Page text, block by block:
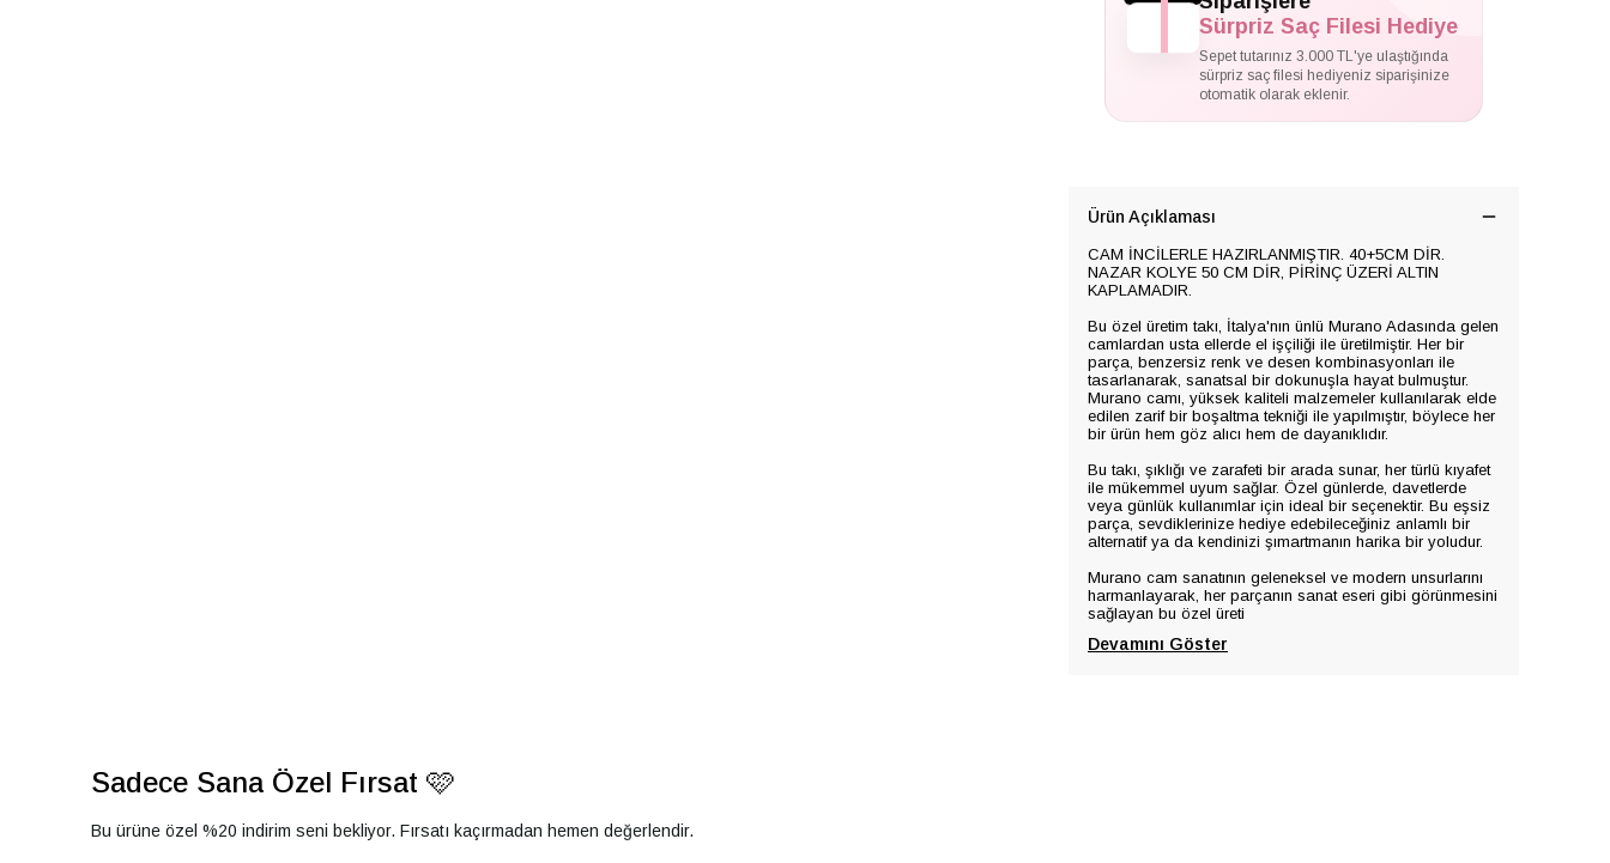
Sürpriz Saç Filesi Hediye
Sepet tutarınız 3.000 TL'ye ulaştığında
sürpriz saç filesi hediyeniz siparişinize
otomatik olarak eklenir.
Ürün Açıklaması
CAM İNCİLERLE HAZIRLANMIŞTIR. 40+5CM DİR.
NAZAR KOLYE 50 CM DİR, PİRİNÇ ÜZERİ ALTIN
KAPLAMADIR.
Bu özel üretim takı, İtalya'nın ünlü Murano Adasında gelen
camlardan usta ellerde el işçiliği ile üretilmiştir. Her bir
parça, benzersiz renk ve desen kombinasyonları ile
tasarlanarak, sanatsal bir dokunuşla hayat bulmuştur.
Murano camı, yüksek kaliteli malzemeler kullanılarak elde
edilen zarif bir boşaltma tekniği ile yapılmıştır, böylece her
bir ürün hem göz alıcı hem de dayanıklıdır.
Bu takı, şıklığı ve zarafeti bir arada sunar, her türlü kıyafet
ile mükemmel uyum sağlar. Özel günlerde, davetlerde
veya günlük kullanımlar için ideal bir seçenektir. Bu eşsiz
parça, sevdiklerinize hediye edebileceğiniz anlamlı bir
alternatif ya da kendinizi şımartmanın harika bir yoludur.
Murano cam sanatının geleneksel ve modern unsurlarını
harmanlayarak, her parçanın sanat eseri gibi görünmesini
sağlayan bu özel üreti
Devamını Göster
Sadece Sana Özel Fırsat 🩷
Bu ürüne özel %20 indirim seni bekliyor. Fırsatı kaçırmadan hemen değerlendir.